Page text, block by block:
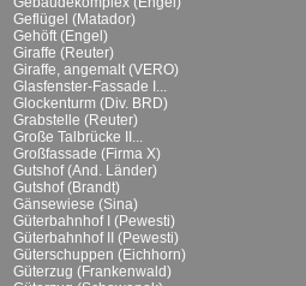
Geflügel (Matador)
Gehöft (Engel)
Giraffe (Reuter)
Giraffe, angemalt (VERO)
Glasfenster-Fassade I...
Glockenturm (Div. BRD)
Grabstelle (Reuter)
Große Talbrücke II...
Großfassade (Firma X)
Gutshof (And. Länder)
Gutshof (Brandt)
Gänsewiese (Sina)
Güterbahnhof I (Pewesti)
Güterbahnhof II (Pewesti)
Güterschuppen (Eichhorn)
Güterzug (Frankenwald)